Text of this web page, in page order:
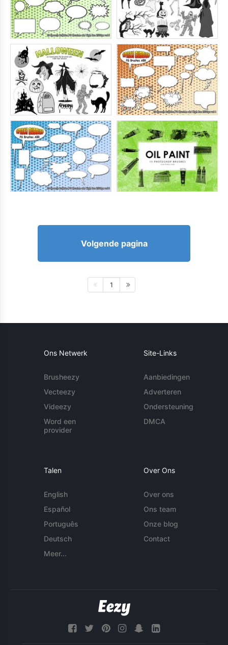
Volgende pagina
1
Ons Netwerk
Brusheezy
Vecteezy
Videezy
Word een
provider
Site-Links
Aanbiedingen
Adverteren
Ondersteuning
DMCA
Talen
English
Español
Português
Deutsch
Meer...
Over Ons
Over ons
Ons team
Onze blog
Contact